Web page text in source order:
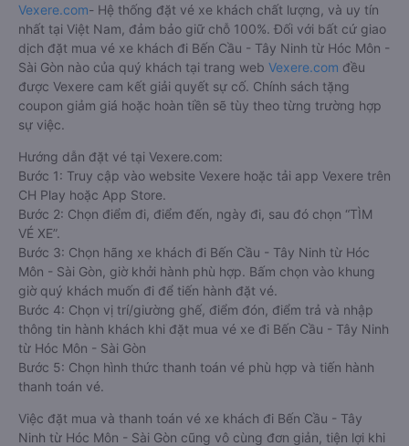
Vexere.com- Hệ thống đặt vé xe khách chất lượng, và uy tín
nhất tại Việt Nam, đảm bảo giữ chỗ 100%. Đối với bất cứ giao
dịch đặt mua vé xe khách đi Bến Cầu - Tây Ninh từ Hóc Môn -
Sài Gòn nào của quý khách tại trang web Vexere.com đều
được Vexere cam kết giải quyết sự cố. Chính sách tặng
coupon giảm giá hoặc hoàn tiền sẽ tùy theo từng trường hợp
sự việc.
Hướng dẫn đặt vé tại Vexere.com:
Bước 1: Truy cập vào website Vexere hoặc tải app Vexere trên
CH Play hoặc App Store.
Bước 2: Chọn điểm đi, điểm đến, ngày đi, sau đó chọn “TÌM
VÉ XE”.
Bước 3: Chọn hãng xe khách đi Bến Cầu - Tây Ninh từ Hóc
Môn - Sài Gòn, giờ khởi hành phù hợp. Bấm chọn vào khung
giờ quý khách muốn đi để tiến hành đặt vé.
Bước 4: Chọn vị trí/giường ghế, điểm đón, điểm trả và nhập
thông tin hành khách khi đặt mua vé xe đi Bến Cầu - Tây Ninh
từ Hóc Môn - Sài Gòn
Bước 5: Chọn hình thức thanh toán vé phù hợp và tiến hành
thanh toán vé.
Việc đặt mua và thanh toán vé xe khách đi Bến Cầu - Tây
Ninh từ Hóc Môn - Sài Gòn cũng vô cùng đơn giản, tiện lợi khi